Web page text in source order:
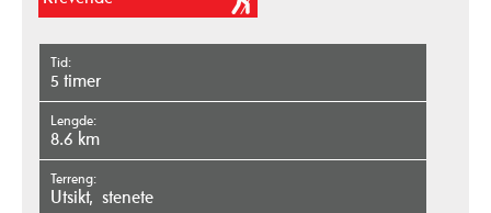
Tid
5 timer
Lengde
8.6 km
Terreng
utsikt stenete